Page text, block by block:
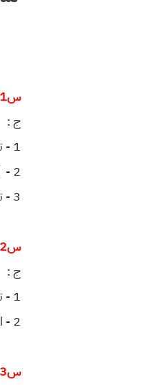
س1/ ماهو نموذج دالتون للذره ؟
ج :
1 - تصور الذرة على هيئة كرة دقيقة صلبة غير قابلة للانقسام .
2 -
3 - ترتبط الذرات بطرائق بسيطة لتكوين الذرات المركبة .
س2 : ها هو نموذج تُومسسون للذرة ؟
ج :
1 - تصور تومسون أن الذرة كرة موجبة الشحنة تلتصق عليها جسيمات اصغر سالبة الشحنة سماها
2 - الشحنة السالبة للالكثرونات تعادل الشحنة الموجبة للكرة لذلك فأن لأذرة متعادلة الشحنة .
س3 : ها هو نموذج رذرفورد للذرة ؟